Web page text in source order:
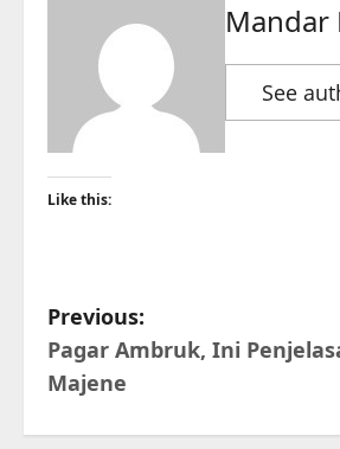
Mandar
See
Like this:
P
o
s
Previous:
Pagar Ambruk, Ini
Majene